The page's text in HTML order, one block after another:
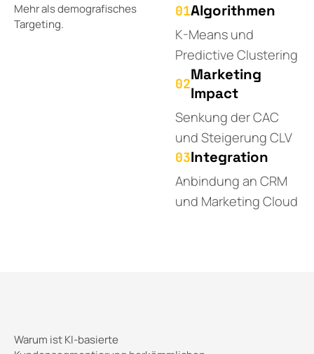
Mehr als demografisches
Targeting.
01Algorithmen
K-Means und
Predictive Clustering
02
Marketing
Impact
Senkung der CAC
und Steigerung CLV
03Integration
Anbindung an CRM
und Marketing Cloud
Warum ist KI-basierte